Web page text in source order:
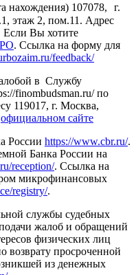
нахождения) 107078, г.
этаж 2, пом.11. Адрес
Если Вы хотите
. Ссылка на форму для
feedback/
в Службу
finombudsman.ru/ по
119017, г. Москва,
официальном сайте
России https://www.cbr.ru/.
Банка России на
reception/. Ссылка на
микрофинансовых
registry/.
службы судебных
жалоб и обращений
физических лиц
возврату просроченной
из денежных